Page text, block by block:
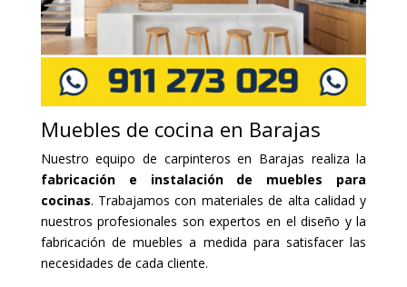
Muebles de cocina en Barajas
Nuestro equipo de carpinteros en Barajas realiza la
fabricación e instalación de muebles para
cocinas. Trabajamos con materiales de alta calidad y
nuestros profesionales son expertos en el diseño y la
fabricación de muebles a medida para satisfacer las
necesidades de cada cliente.